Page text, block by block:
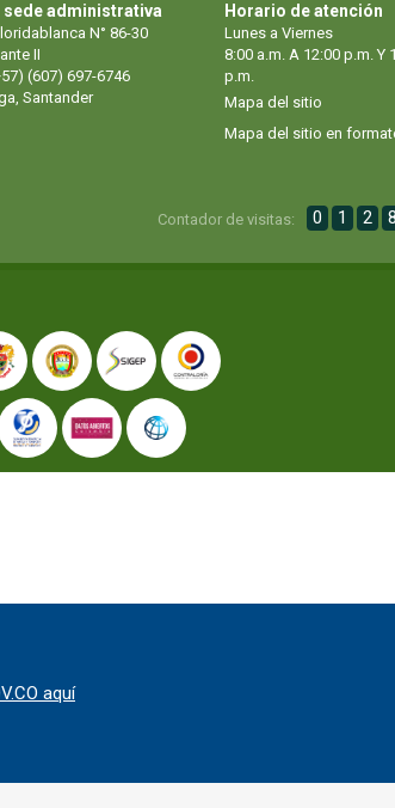
sede administrativa
N° 86-30
II
(607) 697-6746
Santander
Horario de atención
Lunes a Viernes
8:00 a.m. A 12:00 p.m. Y
p.m.
Mapa del sitio
Mapa del sitio en
Contador de visitas: 0 1 2 8
aquí